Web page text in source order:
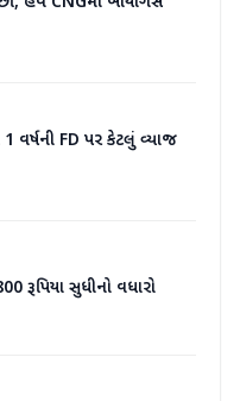
વર્ષની FD પર કેટલું વ્યાજ
રૂપિયા સુધીનો વધારો